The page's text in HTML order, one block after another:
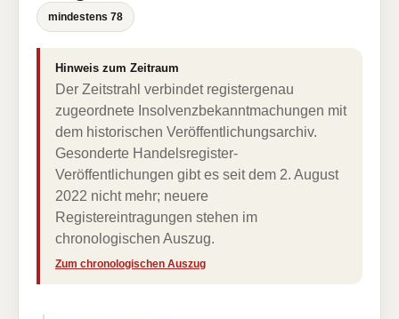
mindestens 78
Hinweis zum Zeitraum
Der Zeitstrahl verbindet registergenau
zugeordnete Insolvenzbekanntmachungen mit
dem historischen Veröffentlichungsarchiv.
Gesonderte Handelsregister-
Veröffentlichungen gibt es seit dem 2. August
2022 nicht mehr; neuere
Registereintragungen stehen im
chronologischen Auszug.
Zum chronologischen Auszug